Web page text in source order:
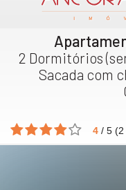
2 Dormitórios
Sacada com
4 / 5 (2